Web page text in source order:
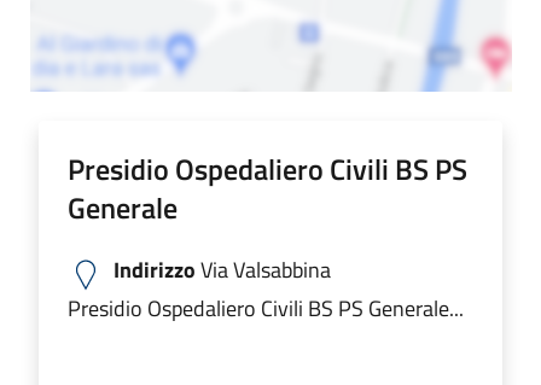
Presidio Ospedaliero Civili BS PS
Generale
IndirizzoVia Valsabbina
Presidio Ospedaliero Civili BS PS Generale...